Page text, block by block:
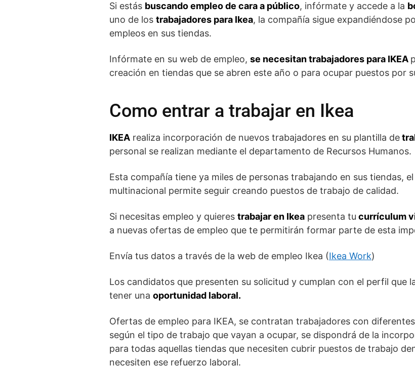
Si estás buscando empleo de cara a público, infórmate y accede a la
uno de los trabajadores para Ikea, la compañía sigue expandiéndose
empleos en sus tiendas.
Infórmate en su web de empleo, se necesitan trabajadores para IKEA
creación en tiendas que se abren este año o para ocupar puestos por
Como entrar a trabajar en Ikea
IKEA realiza incorporación de nuevos trabajadores en su plantilla de
personal se realizan mediante el departamento de Recursos Humanos.
Esta compañía tiene ya miles de personas trabajando en sus tiendas,
multinacional permite seguir creando puestos de trabajo de calidad.
Si necesitas empleo y quieres trabajar en Ikea presenta tu currículum
a nuevas ofertas de empleo que te permitirán formar parte de esta
Envía tus datos a través de la web de empleo Ikea (Ikea Work)
Los candidatos que presenten su solicitud y cumplan con el perfil que
tener una oportunidad laboral.
Ofertas de empleo para IKEA, se contratan trabajadores con
según el tipo de trabajo que vayan a ocupar, se dispondrá de la
para todas aquellas tiendas que necesiten cubrir puestos de trabajo
necesiten ese refuerzo laboral.